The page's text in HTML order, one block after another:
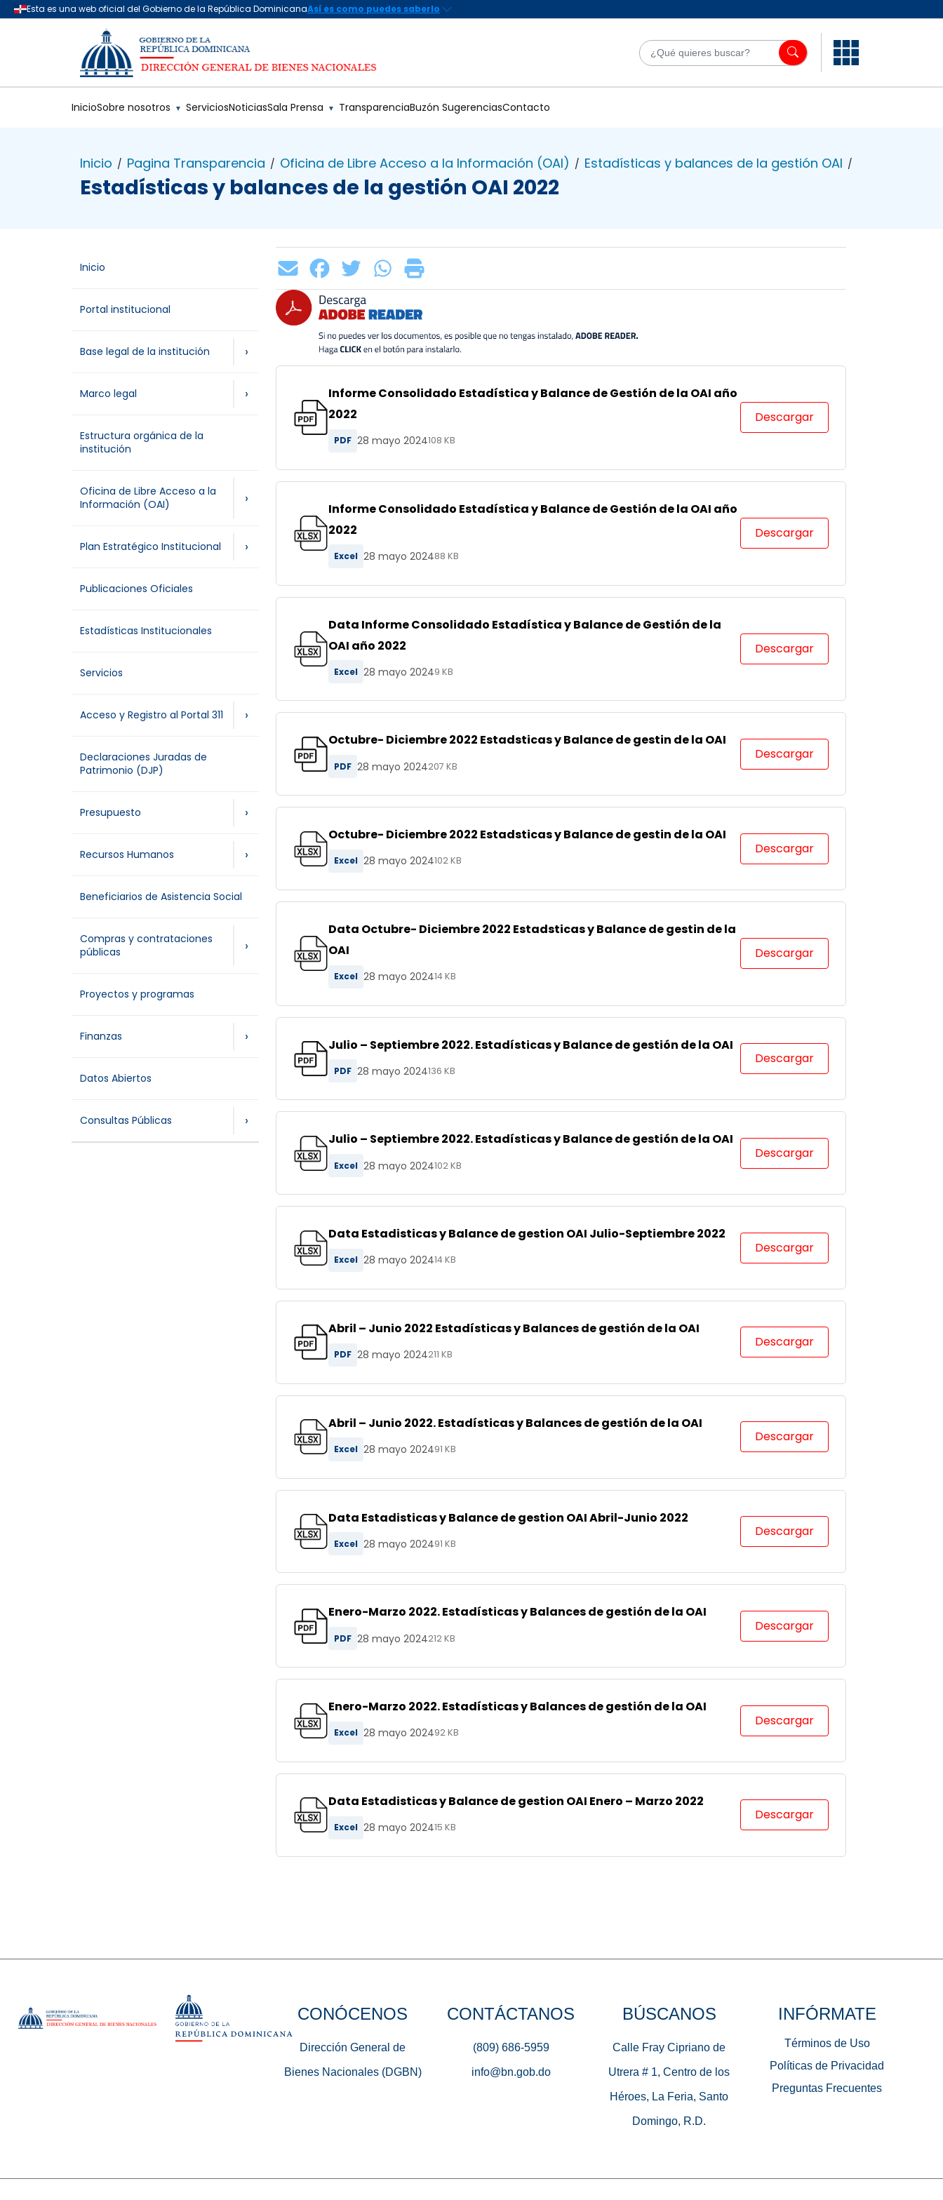
Saltar al contenido principal
InicioSobre nosotros ▼ ServiciosNoticiasSala Prensa ▼ TransparenciaBuzón SugerenciasContacto
Inicio / Pagina Transparencia / Oficina de Libre Acceso a la Información (OAI) / Estadísticas y balances de la gestión OAI /
Estadísticas y balances de la gestión OAI 2022
Inicio
Portal institucional
Base legal de la institución ›
Marco legal ›
Estructura orgánica de la
institución
Oficina de Libre Acceso a la
Información (OAI)
›
Plan Estratégico Institucional ›
Publicaciones Oficiales
Estadísticas Institucionales
Servicios
Acceso y Registro al Portal 311 ›
Declaraciones Juradas de
Patrimonio (DJP)
Presupuesto ›
Recursos Humanos ›
Beneficiarios de Asistencia Social
Compras y contrataciones
públicas
›
Proyectos y programas
Finanzas ›
Datos Abiertos
Consultas Públicas ›
Informe Consolidado Estadística y Balance de Gestión de la OAI año
2022
PDF 28 mayo 2024108 KB
Descargar
Informe Consolidado Estadística y Balance de Gestión de la OAI año
2022
Excel 28 mayo 202488 KB
Descargar
Data Informe Consolidado Estadística y Balance de Gestión de la
OAI año 2022
Excel 28 mayo 20249 KB
Descargar
Octubre- Diciembre 2022 Estadsticas y Balance de gestin de la OAI
PDF 28 mayo 2024207 KB
Descargar
Octubre- Diciembre 2022 Estadsticas y Balance de gestin de la OAI
Excel 28 mayo 2024102 KB
Descargar
Data Octubre- Diciembre 2022 Estadsticas y Balance de gestin de la
OAI
Excel 28 mayo 202414 KB
Descargar
Julio – Septiembre 2022. Estadísticas y Balance de gestión de la OAI
PDF 28 mayo 2024136 KB
Descargar
Julio – Septiembre 2022. Estadísticas y Balance de gestión de la OAI
Excel 28 mayo 2024102 KB
Descargar
Data Estadisticas y Balance de gestion OAI Julio-Septiembre 2022
Excel 28 mayo 202414 KB
Descargar
Abril – Junio 2022 Estadísticas y Balances de gestión de la OAI
PDF 28 mayo 2024211 KB
Descargar
Abril – Junio 2022. Estadísticas y Balances de gestión de la OAI
Excel 28 mayo 202491 KB
Descargar
Data Estadisticas y Balance de gestion OAI Abril-Junio 2022
Excel 28 mayo 202491 KB
Descargar
Enero-Marzo 2022. Estadísticas y Balances de gestión de la OAI
PDF 28 mayo 2024212 KB
Descargar
Enero-Marzo 2022. Estadísticas y Balances de gestión de la OAI
Excel 28 mayo 202492 KB
Descargar
Data Estadisticas y Balance de gestion OAI Enero – Marzo 2022
Excel 28 mayo 202415 KB
Descargar
CONÓCENOS
Dirección General de
Bienes Nacionales (DGBN)
CONTÁCTANOS
(809) 686-5959
info@bn.gob.do
BÚSCANOS
Calle Fray Cipriano de
Utrera # 1, Centro de los
Héroes, La Feria, Santo
Domingo, R.D.
INFÓRMATE
Términos de Uso
Políticas de Privacidad
Preguntas Frecuentes